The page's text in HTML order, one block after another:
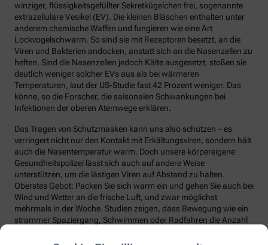
winziger, flüssigkeitsgefüllter Sekretkügelchen frei, sogenannte
extrazelluläre Vesikel (EV). Die kleinen Bläschen enthalten unter
anderem chemische Waffen und fungieren wie eine Art
Lockvogelschwarm. So sind sie mit Rezeptoren besetzt, an die
Viren und Bakterien andocken, anstatt sich an die Nasenzellen zu
heften. Sind die Nasenzellen jedoch Kälte ausgesetzt, stoßen sie
deutlich weniger solcher EVs aus als bei wärmeren
Temperaturen, laut der US-Studie fast 42 Prozent weniger. Das
könne, so die Forscher, die saisonalen Schwankungen bei
Infektionen der oberen Atemwege erklären.
Das Tragen von Schutzmasken kann uns also schützen – es
verringert nicht nur den Kontakt mit Erkältungsviren, sondern hält
auch die Nasentemperatur warm. Doch unsere körpereigene
Gesundheitspolizei lässt sich auch auf andere Weise
unterstützen, um die lästigen Viren auf Abstand zu halten.
Oberstes Gebot: Packen Sie sich warm ein und gehen Sie auch bei
Wind und Wetter an die frische Luft, und zwar möglichst
mehrmals in der Woche. Studien zeigen, dass Bewegung wie ein
strammer Spaziergang, Schwimmen oder Radfahren die Anzahl
Regelmäßige Bewegung sorgt auch dafür, dass Fremdstoffe über